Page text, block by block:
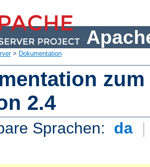
> Dokumentation
zum
2.4
Sprachen: da |